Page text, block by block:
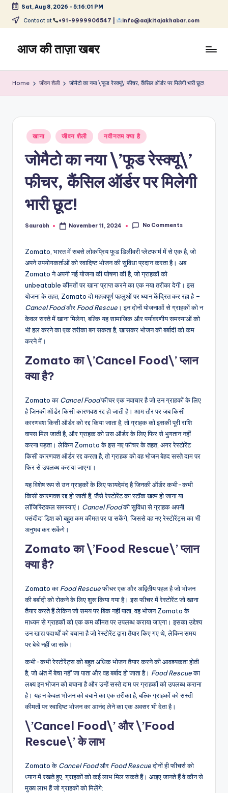
Skip
content
Sat, Aug 8, 2026 - 5:16:01 PM
Contact at +91-9999906547 | info@aajkitajakhabar.com
आज की ताज़ा खबर
मनोरंजन,
व्यापार
विश्व
Home जीवन शैली जोमैटो का नया \’फूड रेस्क्यू\’ फीचर, कैंसिल ऑर्डर पर मिलेगी भारी छूट!
Posted
in
खाना जीवन शैली नवीनतम क्या है
जोमैटो का नया \’फूड रेस्क्यू\’
फीचर, कैंसिल ऑर्डर पर मिलेगी
भारी छूट!
Posted
Saurabh November 11, 2024 No Comments
Zomato, भारत में सबसे लोकप्रिय फूड डिलीवरी प्लेटफार्म में से एक है, जो
अपने उपयोगकर्ताओं को स्वादिष्ट भोजन की सुविधा प्रदान करता है। अब
Zomato ने अपनी नई योजना की घोषणा की है, जो ग्राहकों को
unbeatable कीमतों पर खाना प्राप्त करने का एक नया तरीका देगी। इस
योजना के तहत, Zomato दो महत्वपूर्ण पहलुओं पर ध्यान केंद्रित कर रहा है –
Cancel Foodऔर Food Rescue । इन दोनों योजनाओं से ग्राहकों को न
केवल सस्ते में खाना मिलेगा, बल्कि यह सामाजिक और पर्यावरणीय समस्याओं को
भी हल करने का एक तरीका बन सकता है, खासकर भोजन की बर्बादी को कम
करने में।
Zomato का \’Cancel Food\’ प्लान
क्या है?
Zomato का Cancel Foodफीचर एक नवाचार है जो उन ग्राहकों के लिए
है जिनकी ऑर्डर किसी कारणवश रद्द हो जाती है। आम तौर पर जब किसी
कारणवश किसी ऑर्डर को रद्द किया जाता है, तो ग्राहक को इसकी पूरी राशि
वापस मिल जाती है, और ग्राहक को उस ऑर्डर के लिए फिर से भुगतान नहीं
करना पड़ता। लेकिन Zomato के इस नए फीचर के तहत, अगर रेस्टोरेंट
किसी कारणवश ऑर्डर रद्द करता है, तो ग्राहक को वह भोजन बेहद सस्ते दाम पर
फिर से उपलब्ध कराया जाएगा।
यह विशेष रूप से उन ग्राहकों के लिए फायदेमंद है जिनकी ऑर्डर कभी-कभी
किसी कारणवश रद्द हो जाती हैं, जैसे रेस्टोरेंट का स्टॉक खत्म हो जाना या
लॉजिस्टिकल समस्याएं। Cancel Foodकी सुविधा से ग्राहक अपनी
पसंदीदा डिश को बहुत कम कीमत पर पा सकेंगे, जिससे वह नए रेस्टोरेंट्स का भी
अनुभव कर सकेंगे।
Zomato का \’Food Rescue\’ प्लान
क्या है?
Zomato का Food Rescueफीचर एक और अद्वितीय पहल है जो भोजन
की बर्बादी को रोकने के लिए शुरू किया गया है। इस फीचर में रेस्टोरेंट जो खाना
तैयार करते हैं लेकिन जो समय पर बिक नहीं पाता, वह भोजन Zomato के
माध्यम से ग्राहकों को एक कम कीमत पर उपलब्ध कराया जाएगा। इसका उद्देश्य
उन खाद्य पदार्थों को बचाना है जो रेस्टोरेंट द्वारा तैयार किए गए थे, लेकिन समय
पर बेचे नहीं जा सके।
कभी-कभी रेस्टोरेंट्स को बहुत अधिक भोजन तैयार करने की आवश्यकता होती
है, जो अंत में बेचा नहीं जा पाता और वह बर्बाद हो जाता है। Food Rescueका
लक्ष्य इन भोजन को बचाना है और उन्हें सस्ते दाम पर ग्राहकों को उपलब्ध कराना
है। यह न केवल भोजन को बचाने का एक तरीका है, बल्कि ग्राहकों को सस्ती
कीमतों पर स्वादिष्ट भोजन का आनंद लेने का एक अवसर भी देता है।
\’Cancel Food\’ और \’Food
Rescue\’ के लाभ
Zomato के Cancel Foodऔर Food Rescueदोनों ही फीचर्स को
ध्यान में रखते हुए, ग्राहकों को कई लाभ मिल सकते हैं। आइए जानते हैं वे कौन से
मुख्य लाभ हैं जो ग्राहकों को मिलेंगे: